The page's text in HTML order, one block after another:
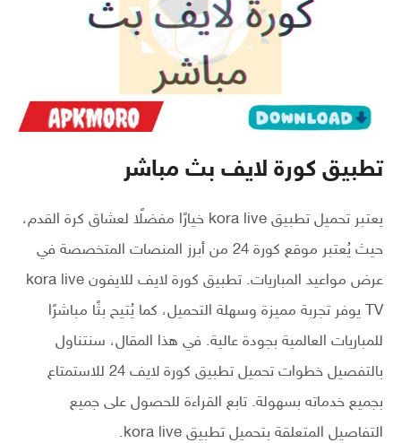
تطبيق كورة لايف بث مباشر
يعتبر تحميل تطبيق kora live خيارًا مفضلًا لعشاق كرة القدم،
حيث يُعتبر موقع كورة 24 من أبرز المنصات المتخصصة في
عرض مواعيد المباريات. تطبيق كورة لايف للايفون kora live
TV يوفر تجربة مميزة وسهلة التحميل، كما يُتيح بثًا مباشرًا
للمباريات العالمية بجودة عالية. في هذا المقال، سنتناول
بالتفصيل خطوات تحميل تطبيق كورة لايف 24 للاستمتاع
بجميع خدماته بسهولة. تابع القراءة للحصول على جميع
التفاصيل المتعلقة بتحميل تطبيق kora live.